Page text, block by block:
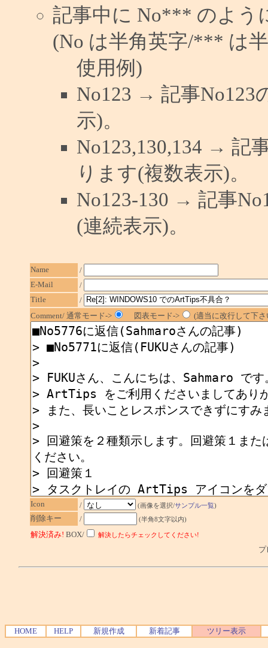
記事中に No*** のよう
(No は半角英字/*** は
使用例)
No123 → 記事No123
示)。
No123,130,134 → 記
ります(複数表示)。
No123-130 → 記事
(連続表示)。
Name
/
E-Mail
/
Title
/
Comment/ 通常モード->
図表モード-> (適当に改行して下
Icon / (画像を選択/サンプル一覧)
削除キー / (半角8文字以内)
解決済み! BOX/ 解決したらチェックしてください!
プ
HOME HELP 新規作成 新着記事 ツリー表示